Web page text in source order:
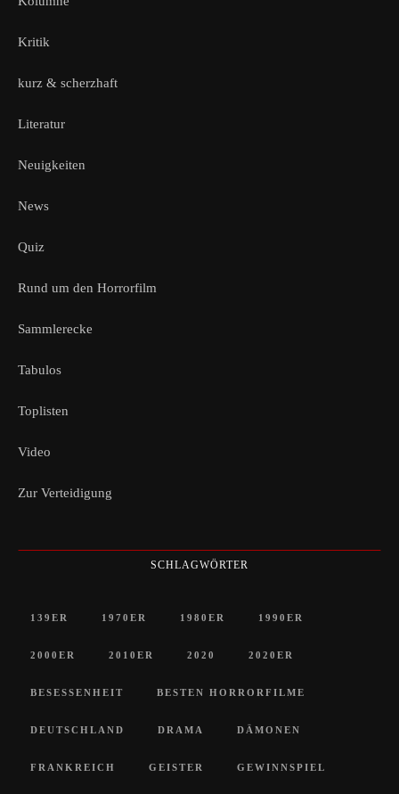
Kritik
kurz & scherzhaft
Literatur
Neuigkeiten
News
Quiz
Rund um den Horrorfilm
Sammlerecke
Tabulos
Toplisten
Video
Zur Verteidigung
SCHLAGWÖRTER
139ER 1970ER 1980ER 1990ER
2000ER 2010ER 2020 2020ER
BESESSENHEIT BESTEN HORRORFILME
DEUTSCHLAND DRAMA DÄMONEN
FRANKREICH GEISTER GEWINNSPIEL